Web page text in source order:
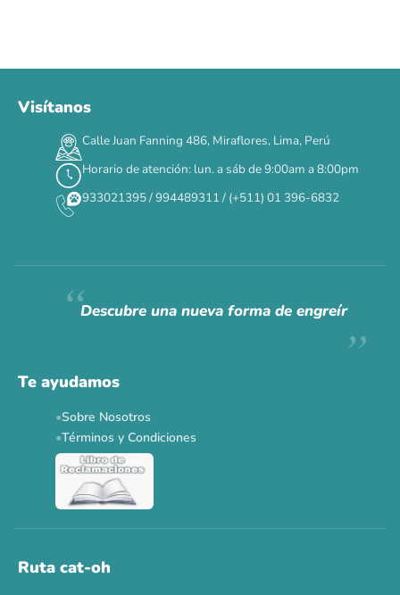
DÍAS HORAS MIN SEG
✕
Siempre fuimosraros.
Ver todas las promos 🐾
Visítanos
Calle Juan Fanning 486, Miraflores, Lima, Perú
Horario de atención: lun. a sáb de 9:00am a 8:00pm
933021395 / 994489311 / (+511) 01 396-6832
Descubre una nueva forma de engreír
Te ayudamos
Sobre Nosotros
Términos y Condiciones
Ruta cat-oh